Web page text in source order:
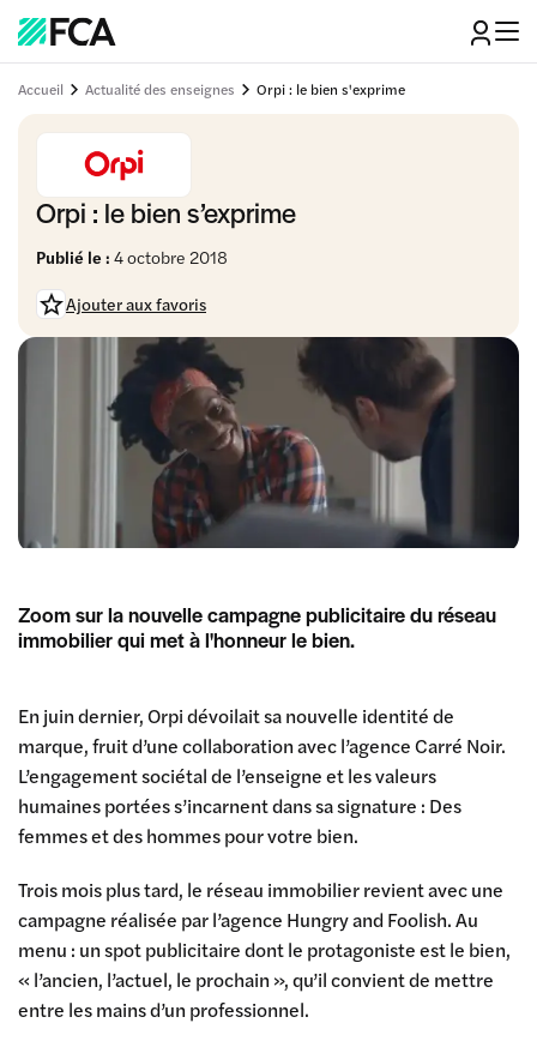
Accueil Actualité des enseignes Orpi : le bien s'exprime
Orpi : le bien s’exprime
Publié le : 4 octobre 2018
Ajouter aux favoris
Zoom sur la nouvelle campagne publicitaire du réseau
immobilier qui met à l'honneur le bien.
En juin dernier, Orpi dévoilait sa nouvelle identité de
marque, fruit d’une collaboration avec l’agence Carré Noir.
L’engagement sociétal de l’enseigne et les valeurs
humaines portées s’incarnent dans sa signature : Des
femmes et des hommes pour votre bien.
Trois mois plus tard, le réseau immobilier revient avec une
campagne réalisée par l’agence Hungry and Foolish. Au
menu : un spot publicitaire dont le protagoniste est le bien,
« l’ancien, l’actuel, le prochain », qu’il convient de mettre
entre les mains d’un professionnel.